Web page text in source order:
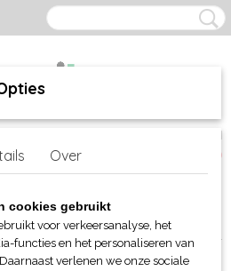
(0)
>Mantis en Babybugz
Kimono Bodysuit l/s
Over
cookies gebruikt
voor verkeersanalyse, het
functies en het personaliseren van
verlenen we onze sociale